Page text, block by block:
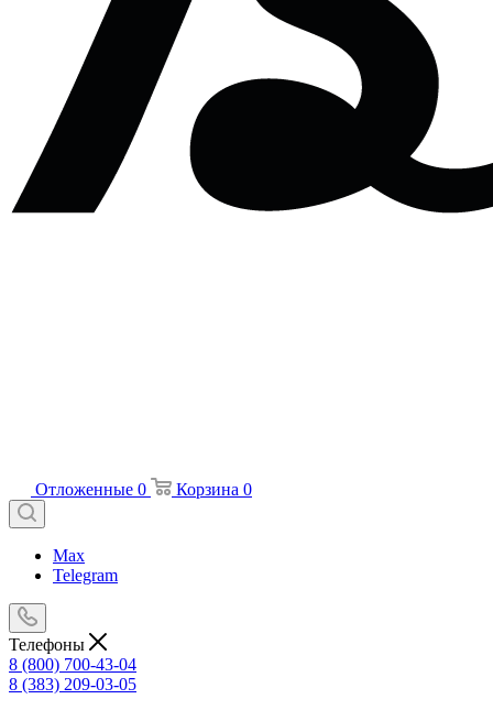
Отложенные 0 Корзина 0
Max
Telegram
Телефоны
8 (800) 700-43-04
8 (383) 209-03-05